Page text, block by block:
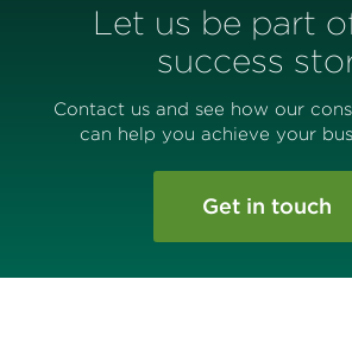
Let us be part
success
Contact us and see how our
can help you achieve your
Get in touch